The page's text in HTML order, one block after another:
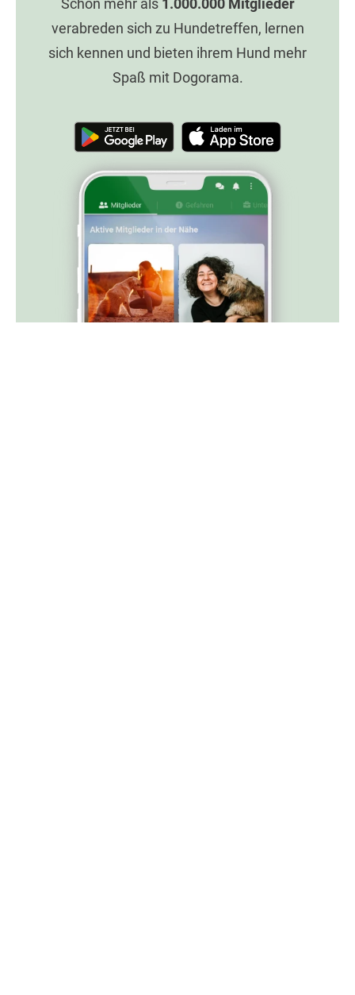
Schon mehr als 1.000.000Mitglieder
verabreden sich zu Hundetreffen, lernen
sich kennen und bieten ihrem Hund mehr
Spaß mit Dogorama.